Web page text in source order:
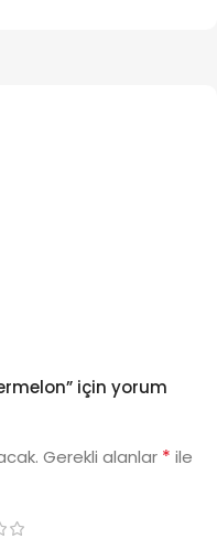
için yorum
Gerekli alanlar * ile